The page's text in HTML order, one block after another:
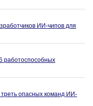
ИИ-чипов для
работоспособных
треть опасных команд ИИ-